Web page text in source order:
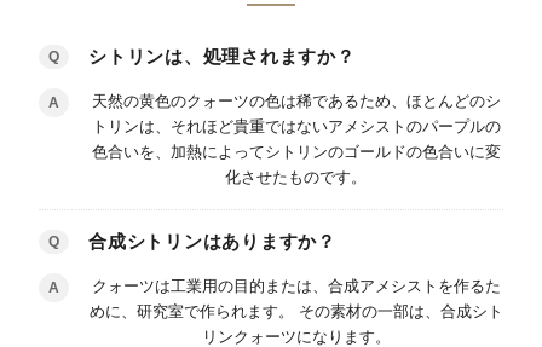
Q シトリンは、処理されますか？
A
天然の黄色のクォーツの色は稀であるため、ほとんどのシ
トリンは、それほど貴重ではないアメシストのパープルの
色合いを、加熱によってシトリンのゴールドの色合いに変
化させたものです。
Q 合成シトリンはありますか？
A
クォーツは工業用の目的または、合成アメシストを作るた
めに、研究室で作られます。 その素材の一部は、合成シト
リンクォーツになります。